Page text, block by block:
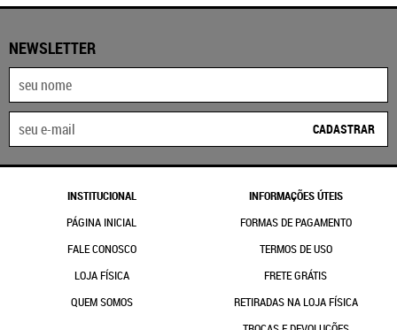
NEWSLETTER
CADASTRAR
INSTITUCIONAL
PÁGINA INICIAL
FALE CONOSCO
LOJA FÍSICA
QUEM SOMOS
INFORMAÇÕES ÚTEIS
FORMAS DE PAGAMENTO
TERMOS DE USO
FRETE GRÁTIS
RETIRADAS NA LOJA FÍSICA